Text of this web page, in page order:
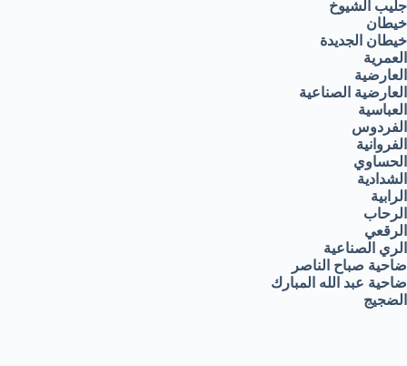
جليب الشيوخ
خيطان
خيطان الجديدة
العمرية
العارضية
العارضية الصناعية
العباسية
الفردوس
الفروانية
الحساوي
الشدادية
الرابية
الرحاب
الرقعي
الري الصناعية
ضاحية صباح الناصر
ضاحية عبد الله المبارك
الضجيج